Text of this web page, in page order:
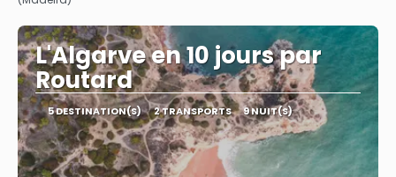
L'Algarve en 10 jours par
Routard
5 DESTINATION(S) 2 TRANSPORTS 9 NUIT(S)